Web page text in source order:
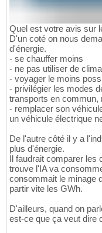
Quel est votre avis sur
D'un coté on nous
d'énergie.
- se chauffer moins
- ne pas utiliser de
- voyager le moins
- privilégier les modes
transports en commun,
- remplacer son
un véhicule électrique
De l'autre côté il y a
plus d'énergie.
Il faudrait comparer les
trouve l'IA va
consommait le minage
partir vite les GWh.
D'ailleurs, quand on
est-ce que ça veut dire